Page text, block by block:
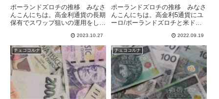
日週）
ポーランドズロチの推移 みなさ
んこんにちは。高金利通貨の長期
保有でスワップ狙いの運用をして
ロチとチェココルナは対ユーロで
変動が小さく、安定してスワポを
稼げるのではないかと考えていま
すが、ユーロ圏の金利引き上げ
で...
2023.10.27
週）
ポーランドズロチの推移 みなさ
んこんにちは。高金利5通貨にユ
ーロ/ポーランドズロチと米ドル
しています。ユーロ/ズロチは変
動が比較的小さいので、スワポ運
用向きと考えて多めにポジション
を持っています。ちょっとズロ
チ...
2022.09.19
チェココルナ チェココルナ